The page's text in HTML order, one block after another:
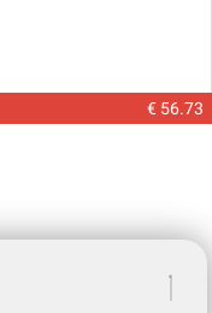
€ 56.73